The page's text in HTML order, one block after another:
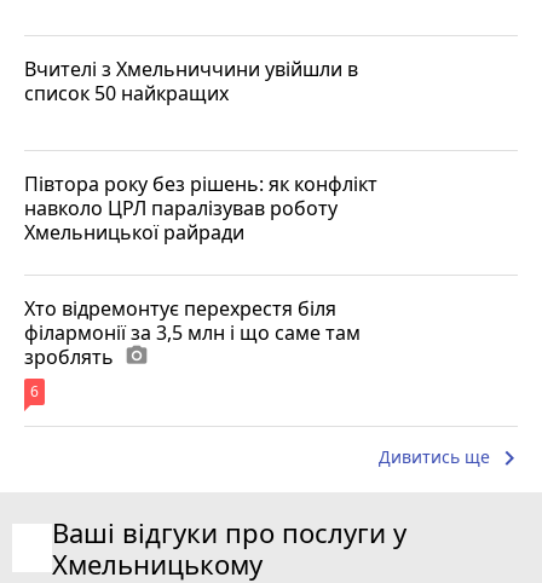
Вчителі з Хмельниччини увійшли в
список 50 найкращих
Півтора року без рішень: як конфлікт
навколо ЦРЛ паралізував роботу
Хмельницької райради
Хто відремонтує перехрестя біля
філармонії за 3,5 млн і що саме там
зроблять photo_camera
6
Дивитись ще keyboard_arrow_right
Ваші відгуки про послуги у
Хмельницькому